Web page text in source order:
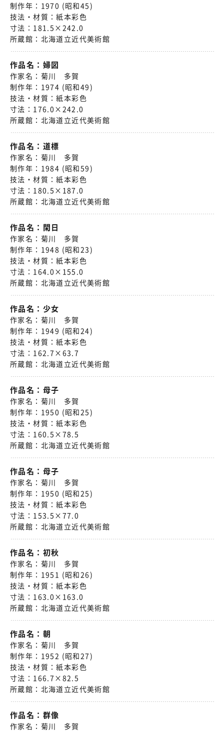
制作年： 1970 (昭和45)
技法・材質：紙本彩色
寸法： 181.5×242.0
所蔵館： 北海道立近代美術館
作品名： 婦図
作家名： 菊川 多賀
制作年： 1974 (昭和49)
技法・材質：紙本彩色
寸法： 176.0×242.0
所蔵館： 北海道立近代美術館
作品名： 道標
作家名： 菊川 多賀
制作年： 1984 (昭和59)
技法・材質：紙本彩色
寸法： 180.5×187.0
所蔵館： 北海道立近代美術館
作品名： 閑日
作家名： 菊川 多賀
制作年： 1948 (昭和23)
技法・材質：紙本彩色
寸法： 164.0×155.0
所蔵館： 北海道立近代美術館
作品名： 少女
作家名： 菊川 多賀
制作年： 1949 (昭和24)
技法・材質：紙本彩色
寸法： 162.7×63.7
所蔵館： 北海道立近代美術館
作品名： 母子
作家名： 菊川 多賀
制作年： 1950 (昭和25)
技法・材質：紙本彩色
寸法： 160.5×78.5
所蔵館： 北海道立近代美術館
作品名： 母子
作家名： 菊川 多賀
制作年： 1950 (昭和25)
技法・材質：紙本彩色
寸法： 153.5×77.0
所蔵館： 北海道立近代美術館
作品名： 初秋
作家名： 菊川 多賀
制作年： 1951 (昭和26)
技法・材質：紙本彩色
寸法： 163.0×163.0
所蔵館： 北海道立近代美術館
作品名： 朝
作家名： 菊川 多賀
制作年： 1952 (昭和27)
技法・材質：紙本彩色
寸法： 166.7×82.5
所蔵館： 北海道立近代美術館
作品名： 群像
作家名： 菊川 多賀